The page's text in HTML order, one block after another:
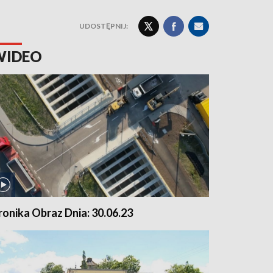
UDOSTĘPNIJ:
Obraz Dnia: 30.06.23